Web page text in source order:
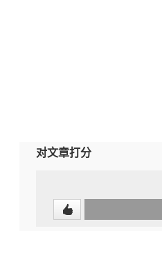
对文章打分